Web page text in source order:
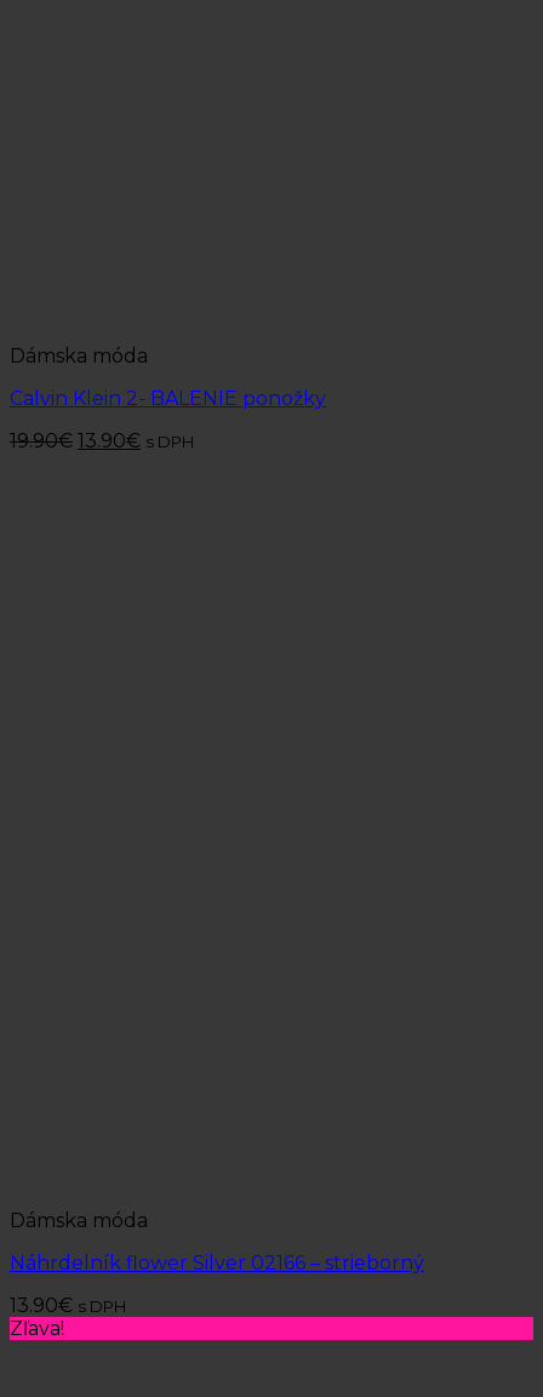
Dámska móda
Calvin Klein 2- BALENIE ponožky
19.90€ 13.90€ s DPH
Dámska móda
Náhrdelník flower Silver 02166 – strieborný
13.90€ s DPH
Zľava!